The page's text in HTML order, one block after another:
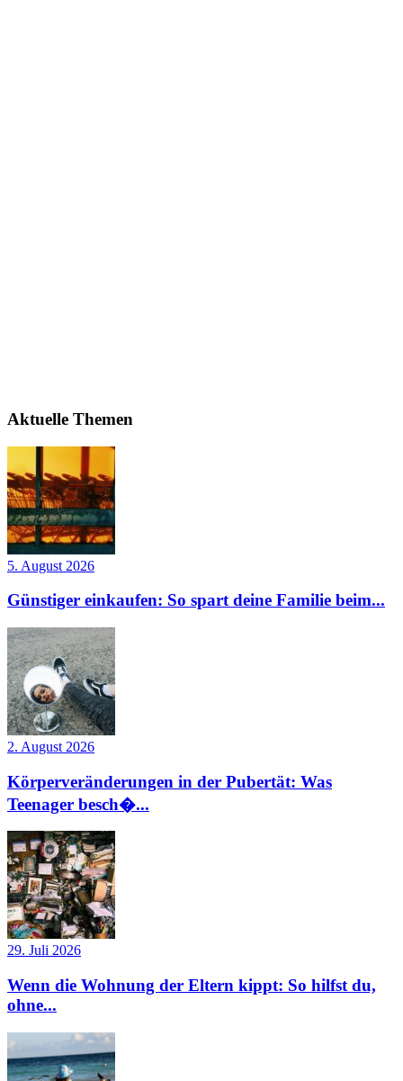
Aktuelle Themen
5. August 2026
Günstiger einkaufen: So spart deine Familie beim...
2. August 2026
Körperveränderungen in der Pubertät: Was
Teenager besch�...
29. Juli 2026
Wenn die Wohnung der Eltern kippt: So hilfst du,
ohne...